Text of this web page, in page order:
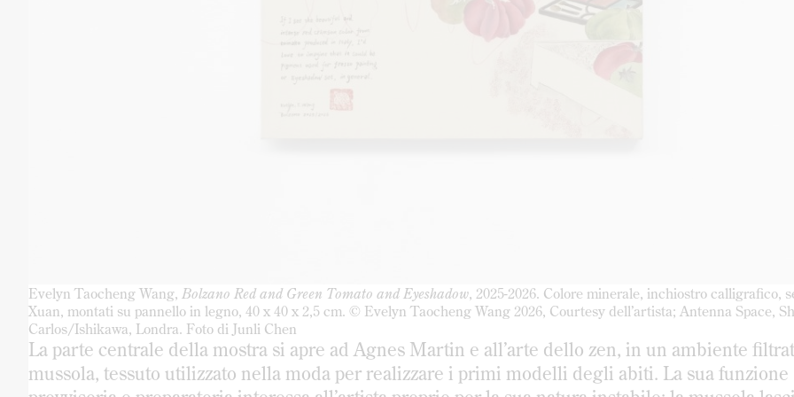
Evelyn Taocheng Wang, Bolzano Red and Green Tomato and Eyeshadow, 2025-2026. Colore minerale, inchiostro calligrafico,
Xuan, montati su pannello in legno, 40 x 40 x 2,5 cm. © Evelyn Taocheng Wang 2026, Courtesy dell’artista; Antenna Space,
Carlos/Ishikawa, Londra. Foto di Junli Chen
La parte centrale della mostra si apre ad Agnes Martin e all’arte dello zen, in un ambiente
mussola, tessuto utilizzato nella moda per realizzare i primi modelli degli abiti. La sua funzione